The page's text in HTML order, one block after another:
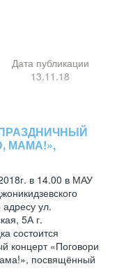
Дата публикации
13.11.18
МАМА!»,
в 14.00 в МАУ
ул.
5А г.
состоится
концерт «Поговори
посвящённый